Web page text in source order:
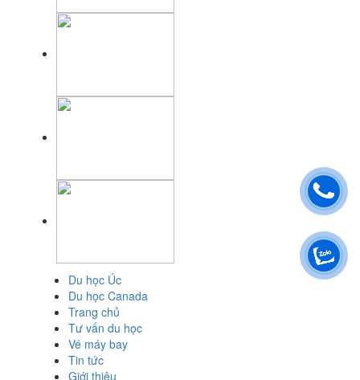
Du học Úc
Du học Canada
Trang chủ
Tư vấn du học
Vé máy bay
Tin tức
Giới thiệu